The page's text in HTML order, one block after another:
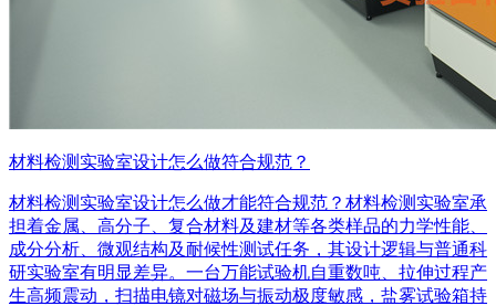
材料检测实验室设计怎么做符合规范？
材料检测实验室设计怎么做才能符合规范？材料检测实验室承
担着金属、高分子、复合材料及建材等各类样品的力学性能、
成分分析、微观结构及耐候性测试任务，其设计逻辑与普通科
研实验室有明显差异。一台万能试验机自重数吨、拉伸过程产
生高频震动，扫描电镜对磁场与振动极度敏感，盐雾试验箱持